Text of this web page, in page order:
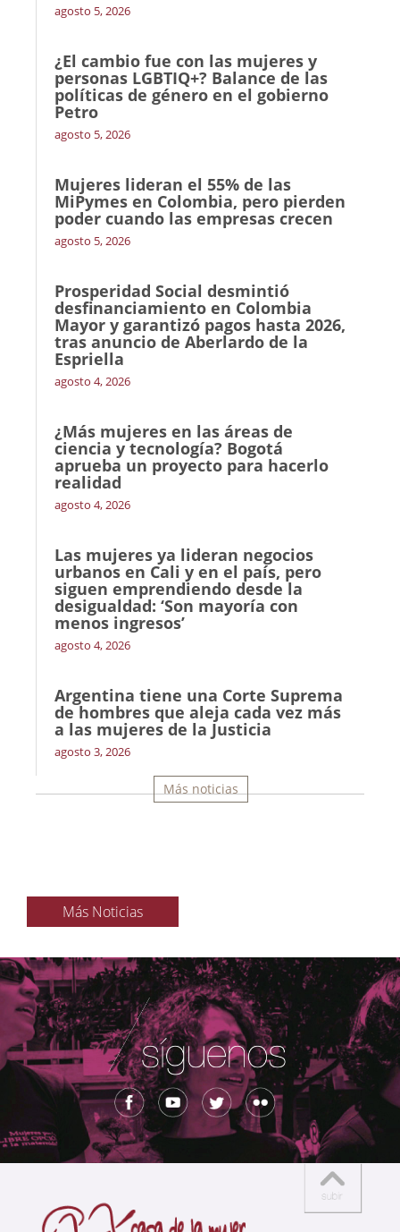
agosto 5, 2026
¿El cambio fue con las mujeres y
personas LGBTIQ+? Balance de las
políticas de género en el gobierno
Petro
agosto 5, 2026
Mujeres lideran el 55% de las
MiPymes en Colombia, pero pierden
poder cuando las empresas crecen
agosto 5, 2026
Prosperidad Social desmintió
desfinanciamiento en Colombia
Mayor y garantizó pagos hasta 2026,
tras anuncio de Aberlardo de la
Espriella
agosto 4, 2026
¿Más mujeres en las áreas de
ciencia y tecnología? Bogotá
aprueba un proyecto para hacerlo
realidad
agosto 4, 2026
Las mujeres ya lideran negocios
urbanos en Cali y en el país, pero
siguen emprendiendo desde la
desigualdad: ‘Son mayoría con
menos ingresos’
agosto 4, 2026
Argentina tiene una Corte Suprema
de hombres que aleja cada vez más
a las mujeres de la Justicia
agosto 3, 2026
Más noticias
Más Noticias